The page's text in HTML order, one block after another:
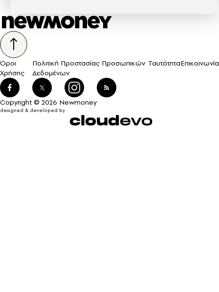
Όροι
Χρήσης
Πολιτική Προστασίας Προσωπικών
Δεδομένων
ΤαυτότηταΕπικοινωνία
Copyright © 2026 Newmoney
designed & developed by